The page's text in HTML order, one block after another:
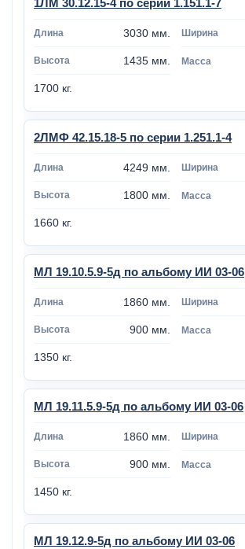
1ЛМ 30.12.15-4 по серии 1.151.1-7
3030 мм.
1435 мм.
1700 кг.
2ЛМФ 42.15.18-5 по серии 1.251.1-4
4249 мм.
1800 мм.
1660 кг.
МЛ 19.10.5.9-5д по альбому ИИ 03-06
1860 мм.
900 мм.
1350 кг.
МЛ 19.11.5.9-5д по альбому ИИ 03-06
1860 мм.
900 мм.
1450 кг.
МЛ 19.12.9-5д по альбому ИИ 03-06